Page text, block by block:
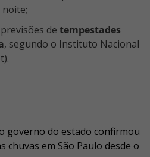
de tempestades
, segundo o Instituto Nacional
governo do estado confirmou
chuvas em São Paulo desde o